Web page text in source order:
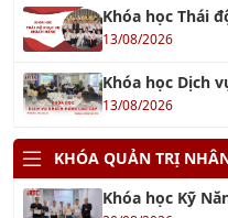
Khóa học Dịch
13/08/2026
KHÓA QUẢN TRỊ NHÂN
Khóa học Kỹ
20/08/2026
Khóa Học Kỹ